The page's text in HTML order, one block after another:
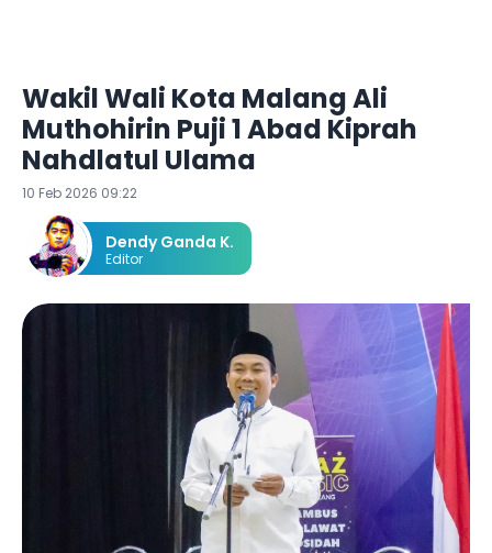
Wakil Wali Kota Malang Ali
Muthohirin Puji 1 Abad Kiprah
Nahdlatul Ulama
10 Feb 2026 09:22
Dendy Ganda K.
Editor